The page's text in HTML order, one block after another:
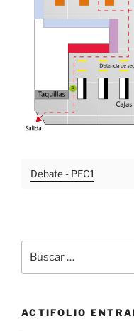
Debate - PEC1
por:
ACTIFOLIO